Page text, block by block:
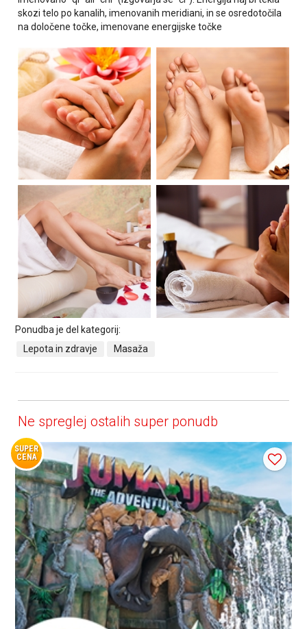
skozi telo po kanalih, imenovanih meridiani, in se osredotočila
na določene točke, imenovane energijske točke
Ponudba je del kategorij:
Lepota in zdravje
Masaža
Ne spreglej ostalih super ponudb
SUPER
CENA